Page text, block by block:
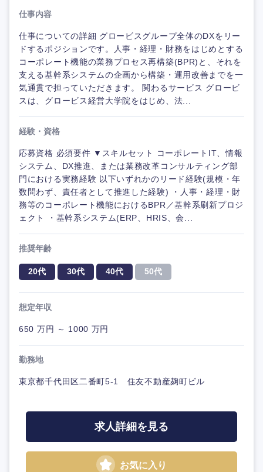
仕事内容
仕事についての詳細 グロービスグループ全体のDXをリー
ドするポジションです。人事・経理・財務をはじめとする
コーポレート機能の業務プロセス再構築(BPR)と、それを
支える基幹系システムの企画から構築・運用改善までを一
気通貫で担っていただきます。 関わるサービス グロービ
スは、グロービス経営大学院をはじめ、法...
経験・資格
応募資格 必須要件 ▼スキルセット コーポレートIT、情報
システム、DX推進、または業務改革コンサルティング部
門における実務経験 以下いずれかのリード経験(規模・年
数問わず、責任者として推進した経験) ・人事・経理・財
務等のコーポレート機能におけるBPR／基幹系刷新プロジ
ェクト ・基幹系システム(ERP、HRIS、会...
推奨年齢
20代 30代 40代 50代
想定年収
650 万円 ～ 1000 万円
勤務地
東京都千代田区二番町5-1 住友不動産麹町ビル
求人詳細を見る
お気に入り